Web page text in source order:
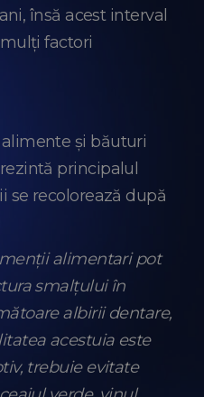
însă acest interval
factori
și băuturi
principalul
se recolorează după
alimentari pot
smalțului în
albirii dentare,
acestuia este
trebuie evitate